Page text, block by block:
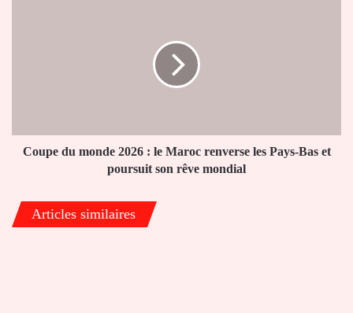
les
Pays-
poursuit
son
Coupe du monde 2026 : le Maroc renverse les Pays-Bas et
poursuit son rêve mondial
Articles similaires